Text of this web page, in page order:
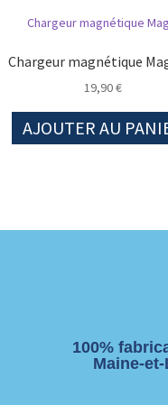
Chargeur magnétique
19,90€
AJOUTER AU
100%
Maine-